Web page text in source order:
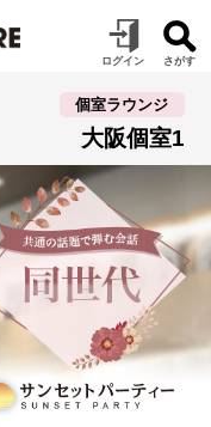
個室ラウンジ
大阪個室1